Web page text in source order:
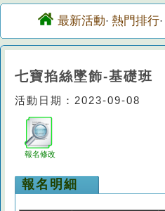
最新活動· 熱門排行·
七寶掐絲墜飾-基礎班
活動日期：2023-09-08
報名修改
報名明細